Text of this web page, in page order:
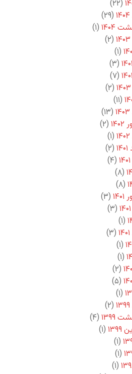
(۲۲)
(۲۹)
۱۴۰۴
(۱)
(۲)
(۱)
(۳)
(۷)
(۲)
(۱۱)
(۱۳)
(۲)
(۱)
(۲)
(۴)
(۸)
(۸)
(۳)
(۳)
(۱)
(۳)
(۱)
(۱)
(۲)
(۵)
(۱)
(۲)
۱۳۹۹
(۴)
(۱)
(۱)
(۱)
(۱)